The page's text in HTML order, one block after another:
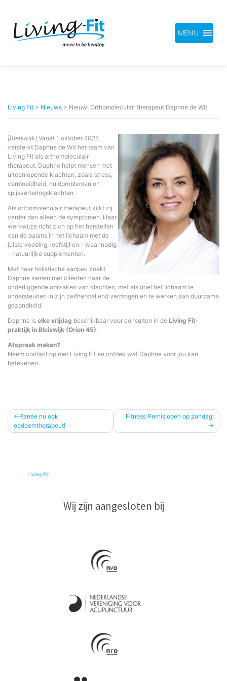
inhoud
MENU
Living Fit > Nieuws > Nieuw! Orthomoleculair therapeut Daphne de Wit
[Bleiswijk] Vanaf 1 oktober 2025
versterkt Daphne de Wit het team van
Living Fit als orthomoleculair
therapeut. Daphne helpt mensen met
uiteenlopende klachten, zoals stress,
vermoeidheid, huidproblemen en
spijsverteringsklachten.
Als orthomoleculair therapeut kijkt zij
verder dan alleen de symptomen. Haar
werkwijze richt zich op het herstellen
van de balans in het lichaam met de
juiste voeding, leefstijl en – waar nodig
– natuurlijke supplementen.
Met haar holistische aanpak zoekt
Daphne samen met cliënten naar de
onderliggende oorzaken van klachten, met als doel het lichaam te
ondersteunen in zijn zelfherstellend vermogen en te werken aan duurzame
gezondheid.
Daphne is elke vrijdag beschikbaar voor consulten in de Living Fit-
praktijk in Bleiswijk (Orion 45).
Afspraak maken?
Neem contact op met Living Fit en ontdek wat Daphne voor jou kan
betekenen.
Bericht
navigatie
Renée nu ook
oedeemtherapeut!
Fitness Pernis open op zondag!
Living Fit
Wij zijn aangesloten bij